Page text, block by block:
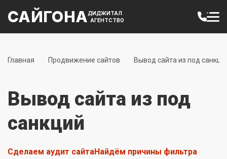
САЙГОНАДИДЖИТАЛ
АГЕНТСТВО
Главная Продвижение сайтов Вывод сайта из под
Вывод сайта из под
санкций
Сделаем аудит сайтаНайдём причины фильтра